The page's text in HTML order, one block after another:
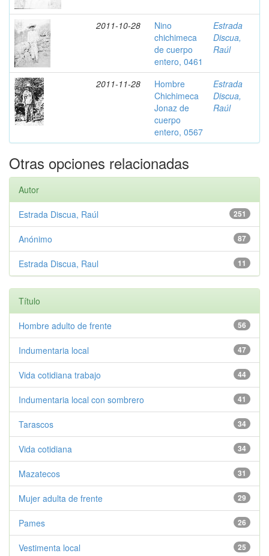
2011-10-28
Nino
chichimeca
de cuerpo
entero, 0461
Estrada
Discua,
Raúl
2011-11-28
Hombre
Chichimeca
Jonaz de
cuerpo
entero, 0567
Estrada
Discua,
Raúl
Otras opciones relacionadas
Autor
251
Estrada Discua, Raúl
87
Anónimo
11
Estrada Discua, Raul
Título
56
Hombre adulto de frente
47
Indumentaria local
44
Vida cotidiana trabajo
41
Indumentaria local con sombrero
34
Tarascos
34
Vida cotidiana
31
Mazatecos
29
Mujer adulta de frente
26
Pames
25
Vestimenta local